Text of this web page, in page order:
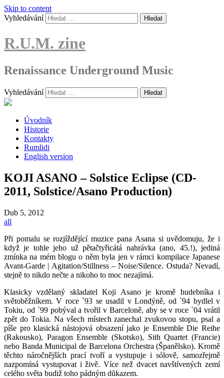
Skip to content
Vyhledávání
R.U.M. zine
Renaissance Underground Music
Vyhledávání
Úvodník
Historie
Kontakty
Rumlidi
English version
KOJI ASANO – Solstice Eclipse (CD-
2011, Solstice/Asano Production)
Dub 5, 2012
all
Při pomalu se rozjíždějící muzice pana Asana si uvědomuju, že i
když je tohle jeho už pětačtyřicátá nahrávka (ano, 45.!), jediná
zmínka na mém blogu o něm byla jen v rámci kompilace Japanese
Avant-Garde | Agitation/Stillness – Noise/Silence. Ostuda? Nevadí,
stejně to nikdo nečte a nikoho to moc nezajímá.
Klasicky vzdělaný skladatel Koji Asano je kromě hudebníka i
světoběžníkem. V roce `93 se usadil v Londýně, od `94 bydlel v
Tokiu, od `99 pobýval a tvořil v Barceloně, aby se v roce `04 vrátil
zpět do Tokia. Na všech místech zanechal zvukovou stopu, psal a
píše pro klasická nástojová obsazení jako je Ensemble Die Reihe
(Rakousko), Paragon Ensemble (Skotsko), Sith Quartet (Francie)
nebo Banda Municipal de Barcelona Orchestra (Španělsko). Kromě
těchto náročnějších prací tvoří a vystupuje i sólově, samozřejmě
nazpomíná vystupovat i živě. Více než dvacet navštívených zemí
celého světa budiž toho pádným důkazem.